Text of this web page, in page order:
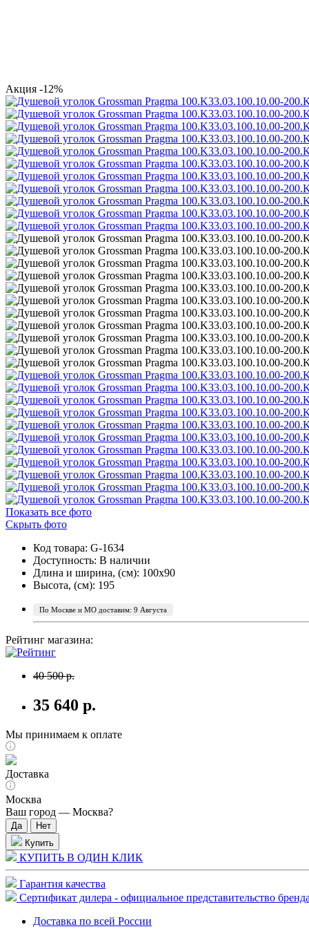
Акция -12%
Показать все фото
Скрыть фото
Код товара: G-1634
Доступность: В наличии
Длина и ширина, (см): 100x90
Высота, (см): 195
По Москве и МО доставим: 9 Августа
Рейтинг магазина:
40 500 р.
35 640 р.
Мы принимаем к оплате
Доставка
Москва
Ваш город — Москва?
Купить
КУПИТЬ В ОДИН КЛИК
Гарантия качества
Сертификат дилера - официальное представительство
Доставка по всей России